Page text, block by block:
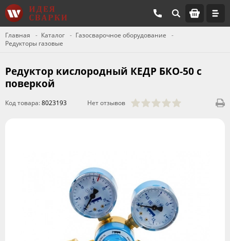
Главная Каталог
Газосварочное оборудование
Редукторы газовые
Редуктор кислородный КЕДР БКО-50 с
поверкой
Код товара:8023193 Нет отзывов